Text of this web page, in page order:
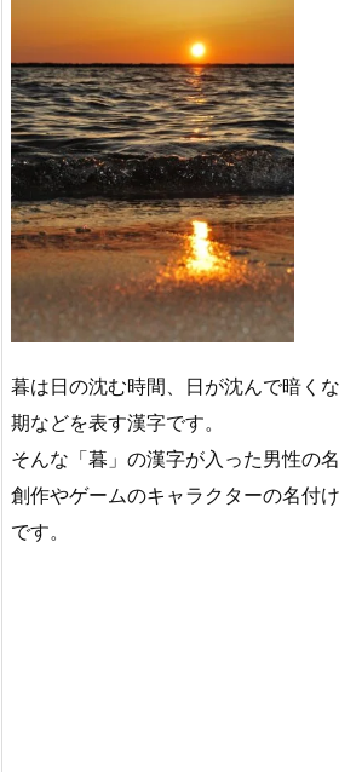
暮は日の沈む時間、日が沈んで暗く
期などを表す漢字です。
そんな「暮」の漢字が入った男性の名
創作やゲームのキャラクターの名付
です。